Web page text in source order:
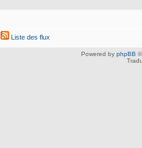
Liste des flux
Powered by phpBB